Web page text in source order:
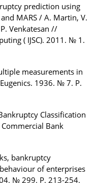
prediction using
MARS / A. Martin, V.
Venkatesan //
( IJSC). 2011. № 1.
measurements in
1936. № 7. P.
Classification
Bank
bankruptcy
of enterprises
№ 299. P. 213-254.